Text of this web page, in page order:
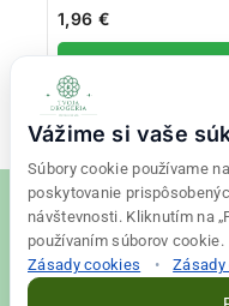
0
5
1,96 €
Vážime si vaše
Súbory cookie používame
poskytovanie
návštevnosti. Kliknutím na
používaním súborov cookie.
Zásady cookies
• Zásady